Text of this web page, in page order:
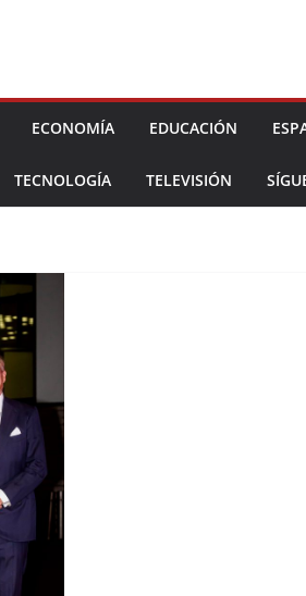
ECONOMÍA EDUCACIÓN
TECNOLOGÍA TELEVISIÓN